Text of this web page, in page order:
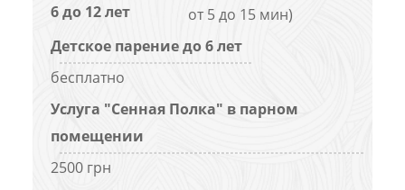
6 до 12 лет
от 5 до 15 мин)
Детское парение до 6 лет
бесплатно
Услуга "Сенная Полка" в парном
помещении
2500 грн